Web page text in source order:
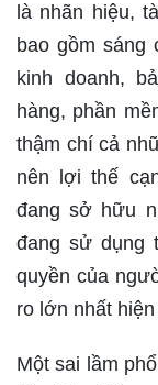
là nhãn hiệu,
bao gồm sáng
kinh doanh,
hàng, phần
thậm chí cả
nên lợi thế
đang sở hữu
đang sử dụng
quyền của
ro lớn nhất hiện
Một sai lầm